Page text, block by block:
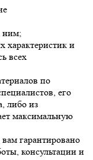
ним;
характеристик и
всех
по
его
либо из
максимальную
гарантировано
консультации и